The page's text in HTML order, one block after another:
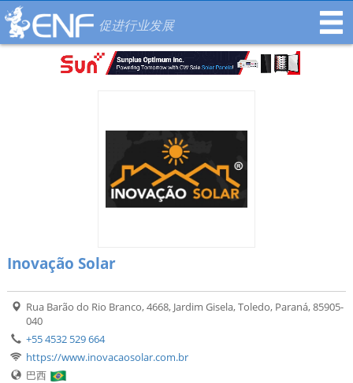
促进行业发展
Inovação Solar
Rua Barão do Rio Branco, 4668, Jardim Gisela, Toledo, Paraná, 85905-
040
+55 4532 529 664
https://www.inovacaosolar.com.br
巴西